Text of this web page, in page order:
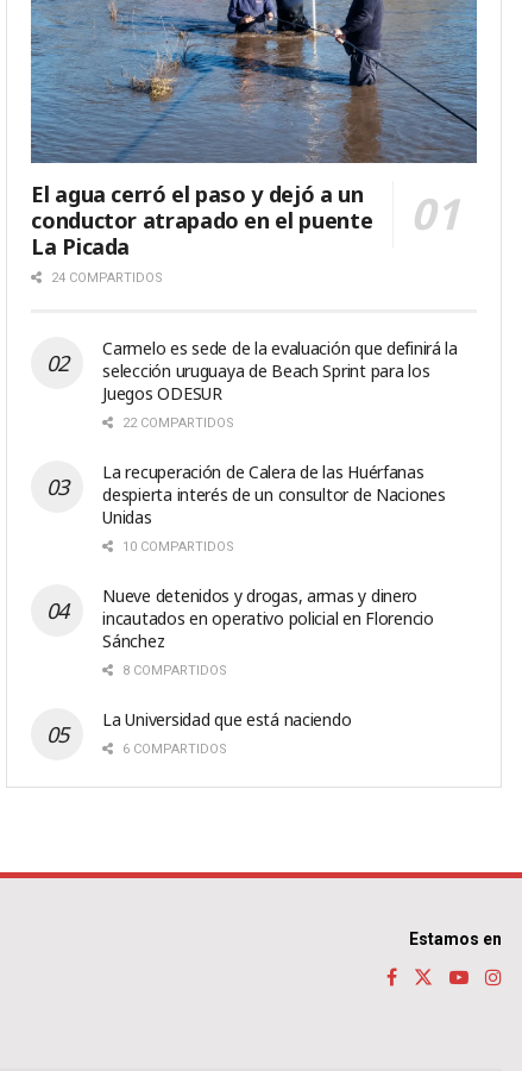
El agua cerró el paso y dejó a un
conductor atrapado en el puente
La Picada
24 COMPARTIDOS
Carmelo es sede de la evaluación que definirá la
selección uruguaya de Beach Sprint para los
Juegos ODESUR
22 COMPARTIDOS
La recuperación de Calera de las Huérfanas
despierta interés de un consultor de Naciones
Unidas
10 COMPARTIDOS
Nueve detenidos y drogas, armas y dinero
incautados en operativo policial en Florencio
Sánchez
8 COMPARTIDOS
La Universidad que está naciendo
6 COMPARTIDOS
Estamos en